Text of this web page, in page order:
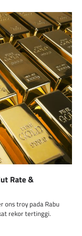
Rate &
ons troy pada Rabu
rekor tertinggi.